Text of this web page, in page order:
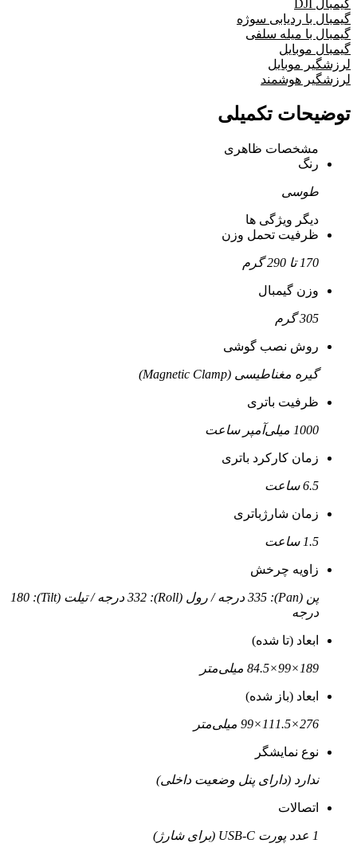
گیمبال DJI
گیمبال با ردیابی سوژه
گیمبال با میله سلفی
گیمبال موبایل
لرزشگیر موبایل
لرزشگیر هوشمند
توضیحات تکمیلی
مشخصات ظاهری
رنگ
طوسی
دیگر ویژگی ها
ظرفیت تحمل وزن
170 تا 290 گرم
وزن گیمبال
305 گرم
روش نصب گوشی
گیره مغناطیسی (Magnetic Clamp)
ظرفیت باتری
1000 میلی‌آمپر ساعت
زمان کارکرد باتری
6.5 ساعت
زمان شارژباتری
1.5 ساعت
زاویه چرخش
پن (Pan): 335 درجه / رول (Roll): 332 درجه / تیلت (Tilt): 180
درجه
ابعاد (تا شده)
189×99×84.5 میلی‌متر
ابعاد (باز شده)
276×111.5×99 میلی‌متر
نوع نمایشگر
ندارد (دارای پنل وضعیت داخلی)
اتصالات
1 عدد پورت USB-C (برای شارژ)